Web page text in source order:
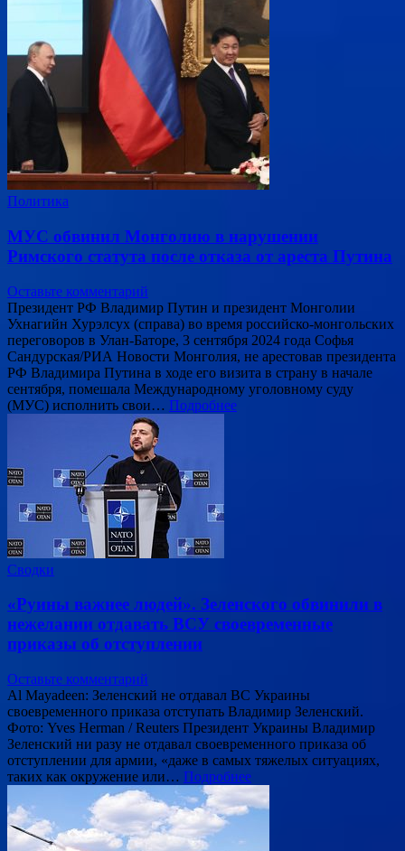
Политика
МУС обвинил Монголию в нарушении
Римского статута после отказа от ареста Путина
Оставьте комментарий
Президент РФ Владимир Путин и президент Монголии
Ухнагийн Хурэлсух (справа) во время российско-монгольских
переговоров в Улан-Баторе, 3 сентября 2024 года Софья
Сандурская/РИА Новости Монголия, не арестовав президента
РФ Владимира Путина в ходе его визита в страну в начале
сентября, помешала Международному уголовному суду
(МУС) исполнить свои… Подробнее
Сводки
«Руины важнее людей». Зеленского обвинили в
нежелании отдавать ВСУ своевременные
приказы об отступлении
Оставьте комментарий
Al Mayadeen: Зеленский не отдавал ВС Украины
своевременного приказа отступать Владимир Зеленский.
Фото: Yves Herman / Reuters Президент Украины Владимир
Зеленский ни разу не отдавал своевременного приказа об
отступлении для армии, «даже в самых тяжелых ситуациях,
таких как окружение или… Подробнее